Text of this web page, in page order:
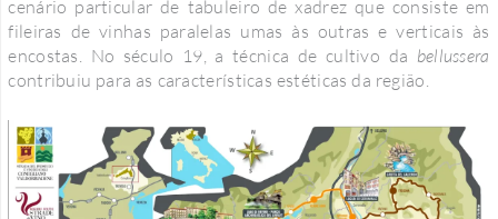
cenário particular de tabuleiro de xadrez que consiste em
fileiras de vinhas paralelas umas às outras e verticais às
encostas. No século 19, a técnica de cultivo da bellussera
contribuiu para as características estéticas da região.